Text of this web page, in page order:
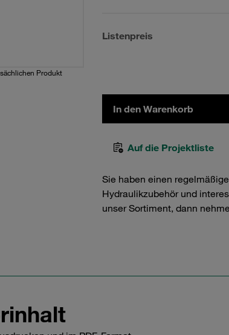
Produkt
Listenpreis
In den Warenkorb
Auf die Projektliste
Sie haben einen
Hydraulikzubehör und
unser Sortiment, dann